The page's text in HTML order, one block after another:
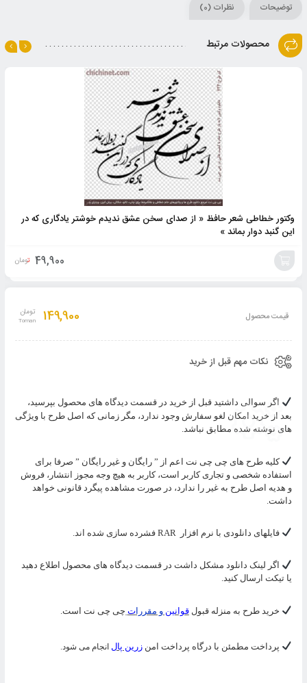
توضیحات نظرات (0)
محصولات مرتبط
وکتور خطاطی شعر حافظ « از صدای سخن عشق ندیدم خوشتر یادگاری که در
این گنبد دوار بماند »
49,900 تومان
به
قیمت محصول 149,900 تومان
نکات مهم قبل از خرید
اگر سوالی داشتید قبل از خرید در قسمت دیدگاه های محصول بپرسید،
بعد از خرید امکان لغو سفارش وجود ندارد، مگر زمانی که اصل طرح با ویژگی
های نوشته شده مطابق نباشد.
کلیه طرح های چی چی نت اعم از ” رایگان و غیر رایگان ” صرفا برای
استفاده شخصی و تجاری کاربر است، کاربر به هیچ وجه مجوز انتشار، فروش
و هدیه اصل طرح به غیر را ندارد، در صورت مشاهده پیگرد قانونی خواهد
داشت.
فایلهای دانلودی با نرم افزار RARفشرده سازی شده اند.
اگر لینک دانلود مشکل داشت در قسمت دیدگاه های محصول اطلاع دهید
یا تیکت ارسال کنید.
خرید طرح به منزله قبول قوانینو مقررات چی چی نت است.
پرداخت مطمئن با درگاه پرداخت امن زرین پال انجام می شود.